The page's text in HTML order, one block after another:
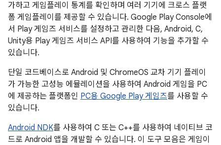
가하고 게임플레이 통계를 확인하며 여러 기기에 크로스 플랫
폼 게임플레이를 제공할 수 있습니다. Google Play Console에
서 Play 게임즈 서비스를 설정하고 관리한 다음, Android, C,
Unity용 Play 게임즈 서비스 API를 사용하여 기능을 추가할 수
있습니다.
단일 코드베이스로 Android 및 ChromeOS 교차 기기 플레이
가 가능한 고성능 에뮬레이션을 사용하여 Android 게임을 PC
에 제공하는 플랫폼인 PC용 Google Play 게임즈를 사용할 수
있습니다.
Android NDK를 사용하여 C 또는 C++를 사용하여 네이티브 코
드로 Android 앱을 개발할 수 있습니다. 이 도구 모음은 게임이